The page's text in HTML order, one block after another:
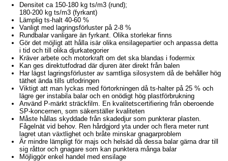
Densitet ca 150-180 kg ts/m3 (rund);
180-200 kg ts/m3 (fyrkant)
Lämplig ts-halt 40-60 %
Vanligt med lagringsförluster på 2-8 %
Rundbalar vanligare än fyrkant. Olika storlekar finns
Gör det möjligt att hålla isär olika ensilagepartier och anpassa detta
i tid och till olika djurkategorier
Kräver arbete och motorkraft om det ska blandas i fodermix
Kan ges direktutfodrad där djuren äter direkt från balen
Har lägst lagringsförluster av samtliga silosystem då de behåller hög
täthet ända tills utfodringen
Viktigt att man lyckas med förtorkningen då ts-halter på 25 % och
lägre ger instabila balar och en onödigt hög plastförbrukning
Använd P-märkt sträckfilm. En kvalitetscertifiering från oberoende
SP-koncernen, som säkerställer kvaliteten
Måste hållas skyddade från skadedjur som punkterar plasten.
Fågelnät vid behov. Ren hårdgjord yta under och flera meter runt
lagret utan växtlighet och bråte minskar gnagarproblem
Är mindre lämpligt för majs och helsäd då dessa balar gärna drar till
sig råttor och gnagare som kan punktera många balar
Möjliggör enkel handel med ensilage